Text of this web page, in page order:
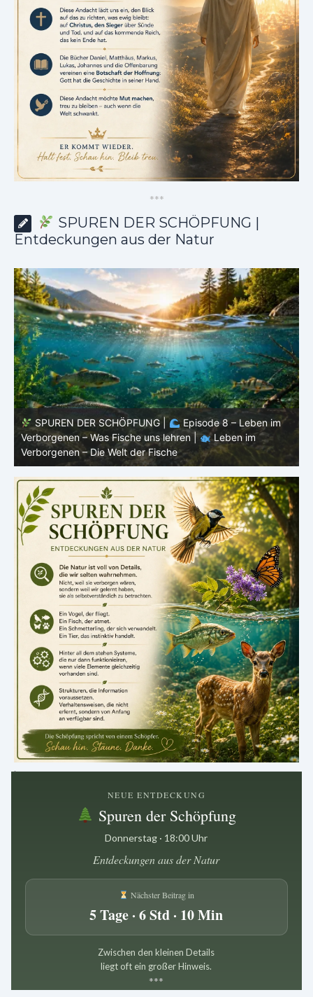
***
SPUREN DER SCHÖPFUNG |
Entdeckungen aus der Natur
SPUREN DER SCHÖPFUNG |
Episode 8 – Leben im
Verborgenen – Was Fische uns lehren |
Leben im
Verborgenen – Die Welt der Fische
.
NEUE ENTDECKUNG
Spuren der Schöpfung
Donnerstag · 18:00 Uhr
Entdeckungen aus der Natur
Nächster Beitrag in
5 Tage · 6 Std · 10 Min
Zwischen den kleinen Details
liegt oft ein großer Hinweis.
***